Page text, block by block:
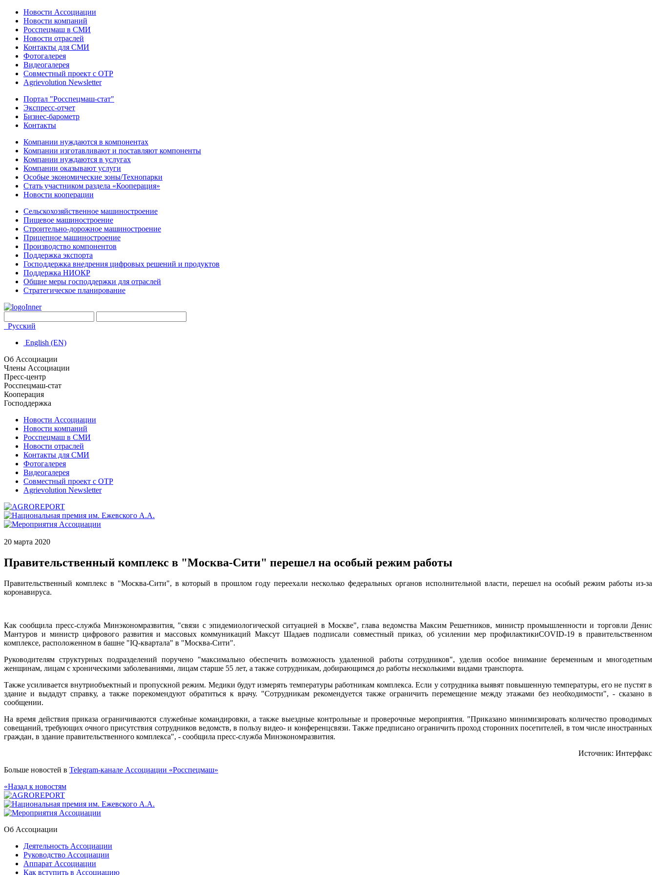
Новости Ассоциации
Новости компаний
Росспецмаш в СМИ
Новости отраслей
Контакты для СМИ
Фотогалерея
Видеогалерея
Совместный проект с ОТР
Agrievolution Newsletter
Портал "Росспецмаш-стат"
Экспресс-отчет
Бизнес-барометр
Контакты
Компании нуждаются в компонентах
Компании изготавливают и поставляют компоненты
Компании нуждаются в услугах
Компании оказывают услуги
Особые экономические зоны/Технопарки
Стать участником раздела «Кооперация»
Новости кооперации
Сельскохозяйственное машиностроение
Пищевое машиностроение
Строительно-дорожное машиностроение
Прицепное машиностроение
Производство компонентов
Поддержка экспорта
Господдержка внедрения цифровых решений и продуктов
Поддержка НИОКР
Общие меры господдержки для отраслей
Стратегическое планирование
Русский
English (EN)
Об Ассоциации
Члены Ассоциации
Пресс-центр
Росспецмаш-стат
Кооперация
Господдержка
Новости Ассоциации
Новости компаний
Росспецмаш в СМИ
Новости отраслей
Контакты для СМИ
Фотогалерея
Видеогалерея
Совместный проект с ОТР
Agrievolution Newsletter
20 марта 2020
Правительственный комплекс в "Москва-Сити" перешел на особый режим работы
Правительственный комплекс в "Москва-Сити", в который в прошлом году переехали несколько федеральных органов исполнительной власти, перешел на особый режим работы из-за
коронавируса.
Как сообщила пресс-служба Минэкономразвития, "связи с эпидемиологической ситуацией в Москве", глава ведомства Максим Решетников, министр промышленности и торговли Денис
Мантуров и министр цифрового развития и массовых коммуникаций Максут Шадаев подписали совместный приказ, об усилении мер профилактикиCOVID-19 в правительственном
комплексе, расположенном в башне "IQ-квартала" в "Москва-Сити".
Руководителям структурных подразделений поручено "максимально обеспечить возможность удаленной работы сотрудников", уделив особое внимание беременным и многодетным
женщинам, лицам с хроническими заболеваниями, лицам старше 55 лет, а также сотрудникам, добирающимся до работы несколькими видами транспорта.
Также усиливается внутриобъектный и пропускной режим. Медики будут измерять температуры работникам комплекса. Если у сотрудника выявят повышенную температуры, его не пустят в
здание и выдадут справку, а также порекомендуют обратиться к врачу. "Сотрудникам рекомендуется также ограничить перемещение между этажами без необходимости", - сказано в
сообщении.
На время действия приказа ограничиваются служебные командировки, а также выездные контрольные и проверочные мероприятия. "Приказано минимизировать количество проводимых
совещаний, требующих очного присутствия сотрудников ведомств, в пользу видео- и конференцсвязи. Также предписано ограничить проход сторонних посетителей, в том числе иностранных
граждан, в здание правительственного комплекса", - сообщила пресс-служба Минэкономразвития.
Источник: Интерфакс
Больше новостей в Telegram-канале Ассоциации «Росспецмаш»
«Назад к новостям
Об Ассоциации
Деятельность Ассоциации
Руководство Ассоциации
Аппарат Ассоциации
Как вступить в Ассоциацию